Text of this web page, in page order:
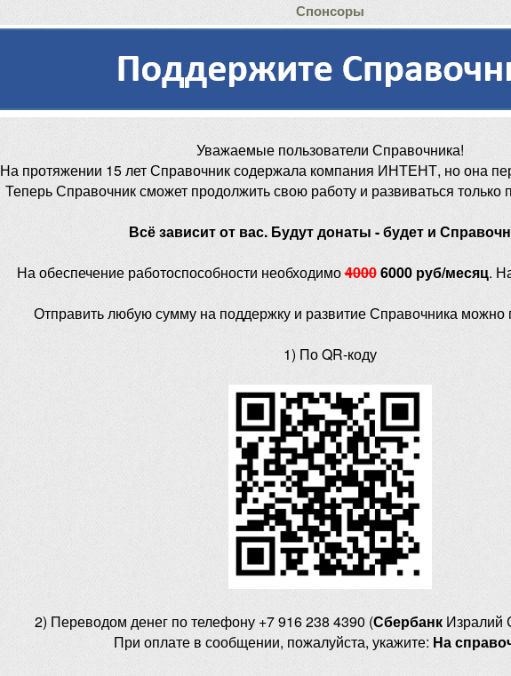
Спонсоры
Уважаемые пользователи Справочника!
На протяжении 15 лет Справочник содержала компания ИНТЕНТ, но она
Теперь Справочник сможет продолжить свою работу и развиваться
Всё зависит от вас. Будут донаты - будет и
На обеспечение работоспособности необходимо40006000 руб/месяц.
Отправить любую сумму на поддержку и развитие Справочника можно
1) По QR-коду
2) Переводом денег по телефону +7 916 238 4390 (Сбербанк Изралий
При оплате в сообщении, пожалуйста, укажите: На